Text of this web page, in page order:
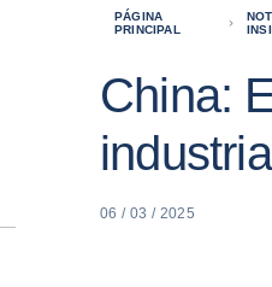
PÁGINA
PRINCIPAL
China:
06 / 03 / 2025